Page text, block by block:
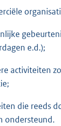
e.d.);
activiteiten
die reeds
ondersteund.